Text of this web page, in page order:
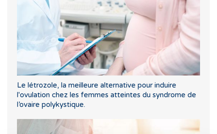
Le létrozole, la meilleure alternative pour induire
l'ovulation chez les femmes atteintes du syndrome de
l’ovaire polykystique.